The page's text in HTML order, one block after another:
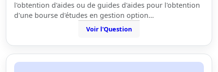
l'obtention d'aides ou de guides d'aides pour l'obtention
d'une bourse d'études en gestion option…
Voir l'Question